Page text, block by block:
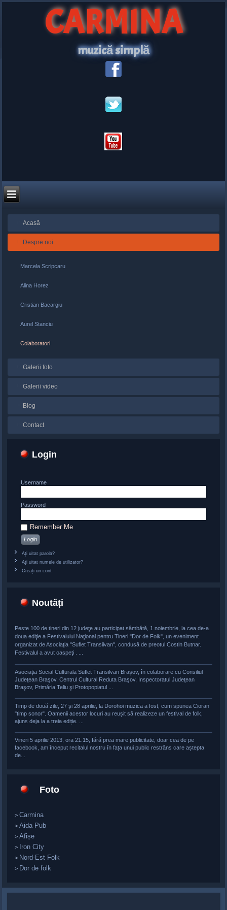
CARMINA
muzică simplă
Acasă
Despre noi
Marcela Scripcaru
Alina Horez
Cristian Bacargiu
Aurel Stanciu
Colaboratori
Galerii foto
Galerii video
Blog
Contact
Login
Username
Password
Remember Me
Ați uitat parola?
Ați uitat numele de utilizator?
Creați un cont
Noutăți
Peste 100 de tineri din 12 judeţe au participat sâmbătă, 1 noiembrie, la cea de-a
doua ediţie a Festivalului Naţional pentru Tineri "Dor de Folk", un eveniment
organizat de Asociaţia "Suflet Transilvan", condusă de preotul Costin Butnar.
Festivalul a avut oaspeţi . ...
Asociaţia Social Culturala Suflet Transilvan Braşov, în colaborare cu Consiliul
Judeţean Braşov, Centrul Cultural Reduta Braşov, Inspectoratul Judeţean
Braşov, Primăria Teliu şi Protopopiatul ...
Timp de două zile, 27 și 28 aprilie, la Dorohoi muzica a fost, cum spunea Cioran
"timp sonor". Oamenii acestor locuri au reușit să realizeze un festival de folk,
ajuns deja la a treia ediție. ...
Vineri 5 aprilie 2013, ora 21.15, fără prea mare publicitate, doar cea de pe
facebook, am început recitalul nostru în fața unui public restrâns care aștepta
de...
Foto
>Carmina
>Aida Pub
>Afișe
> Iron City
> Nord-Est Folk
> Dor de folk